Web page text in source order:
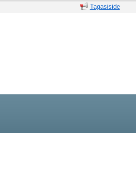
Tagasiside